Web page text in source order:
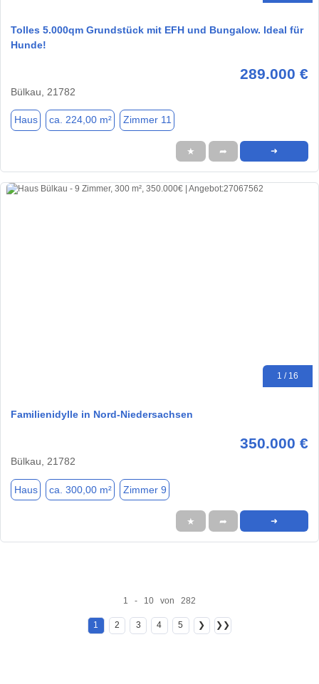
Tolles 5.000qm Grundstück mit EFH und Bungalow. Ideal für
Hunde!
289.000 €
Bülkau, 21782
Haus ca. 224,00 m² Zimmer 11
★ ➦ ➜
1 / 16
Familienidylle in Nord-Niedersachsen
350.000 €
Bülkau, 21782
Haus ca. 300,00 m² Zimmer 9
★ ➦ ➜
1 - 10 von 282
1 2 3 4 5 ❯ ❯❯